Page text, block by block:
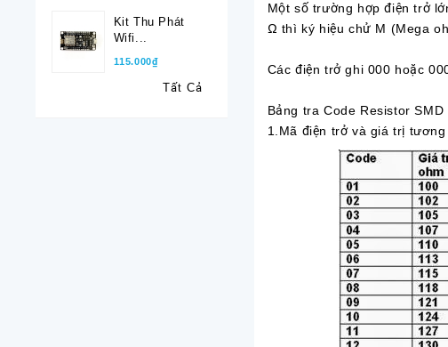
Kit Thu Phát
Wifi...
115.000₫
Tất Cả
Một số trường hợp điện trở
Ω thì ký hiệu chử M (Mega
Các điện trở ghi 000 hoặc
Bảng tra Code Resistor
1.Mã điện trở và giá trị tương